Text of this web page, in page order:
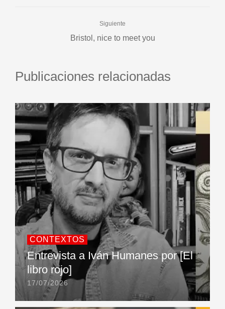
Siguiente
Bristol, nice to meet you
Publicaciones relacionadas
CONTEXTOS
Entrevista a Iván Humanes por [El
libro rojo]
17/07/2026